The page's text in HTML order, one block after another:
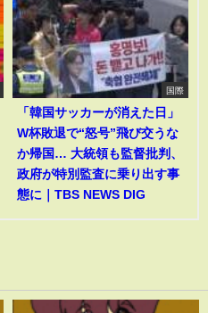
国際
「韓国サッカーが消えた日」
W杯敗退で“怒号”飛び交うな
か帰国… 大統領も監督批判、
政府が特別監査に乗り出す事
態に｜TBS NEWS DIG